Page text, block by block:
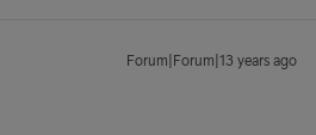
Forum|Forum|13 years ago